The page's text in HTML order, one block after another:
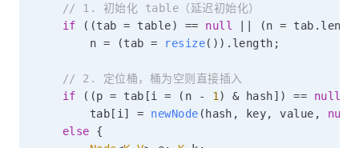
// 1. 初始化 table（延迟初始化）
if
( (tab = table) == null (n = tab .
        n
= (tab = resize( ) ) . length ;
// 2. 定位桶，桶为空则直接插入
if
( (p = tab [i = ( n - 1) & hash] ) == null
        tab
[ i] = newNode ( hash , key, value , null
else
{